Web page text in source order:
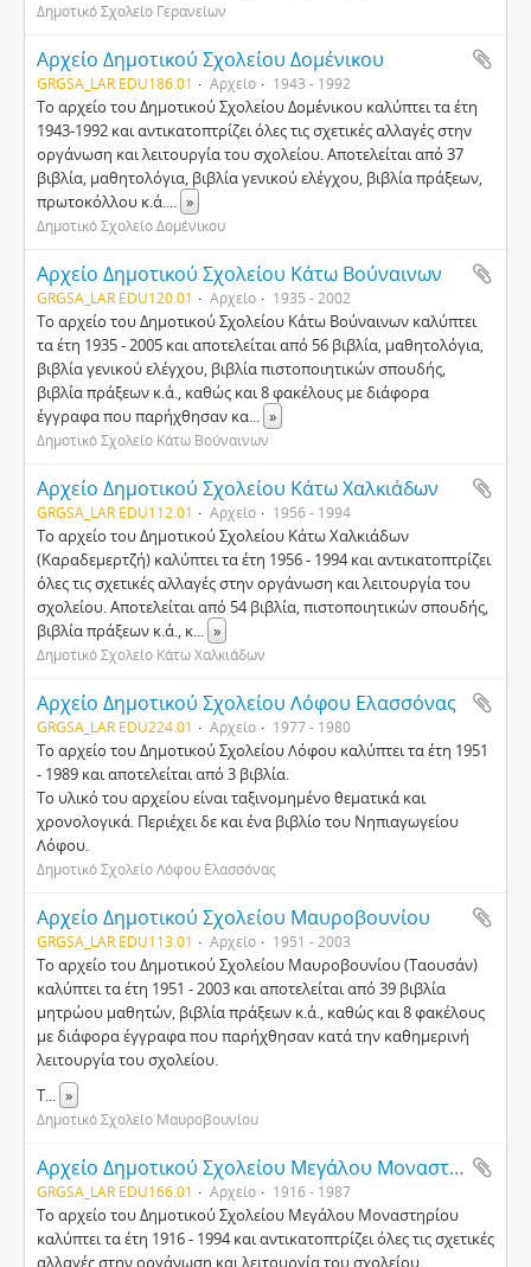
Δημοτικό Σχολείο Γερανείων
Αρχείο Δημοτικού Σχολείου Δομένικου
GRGSA_LAR EDU186.01 Αρχείο 1943 - 1992
Το αρχείο του Δημοτικού Σχολείου Δομένικου καλύπτει τα έτη
1943-1992 και αντικατοπτρίζει όλες τις σχετικές αλλαγές στην
οργάνωση και λειτουργία του σχολείου. Αποτελείται από 37
βιβλία, μαθητολόγια, βιβλία γενικού ελέγχου, βιβλία πράξεων,
πρωτοκόλλου κ.ά.... »
Δημοτικό Σχολείο Δομένικου
Αρχείο Δημοτικού Σχολείου Κάτω Βούναινων
GRGSA_LAR EDU120.01 Αρχείο 1935 - 2002
Το αρχείο του Δημοτικού Σχολείου Κάτω Βούναινων καλύπτει
τα έτη 1935 - 2005 και αποτελείται από 56 βιβλία, μαθητολόγια,
βιβλία γενικού ελέγχου, βιβλία πιστοποιητικών σπουδής,
βιβλία πράξεων κ.ά., καθώς και 8 φακέλους με διάφορα
έγγραφα που παρήχθησαν κα... »
Δημοτικό Σχολείο Κάτω Βούναινων
Αρχείο Δημοτικού Σχολείου Κάτω Χαλκιάδων
GRGSA_LAR EDU112.01 Αρχείο 1956 - 1994
Το αρχείο του Δημοτικού Σχολείου Κάτω Χαλκιάδων
(Καραδεμερτζή) καλύπτει τα έτη 1956 - 1994 και αντικατοπτρίζει
όλες τις σχετικές αλλαγές στην οργάνωση και λειτουργία του
σχολείου. Αποτελείται από 54 βιβλία, πιστοποιητικών σπουδής,
βιβλία πράξεων κ.ά., κ... »
Δημοτικό Σχολείο Κάτω Χαλκιάδων
Αρχείο Δημοτικού Σχολείου Λόφου Ελασσόνας
GRGSA_LAR EDU224.01 Αρχείο 1977 - 1980
Το αρχείο του Δημοτικού Σχολείου Λόφου καλύπτει τα έτη 1951
- 1989 και αποτελείται από 3 βιβλία.
Το υλικό του αρχείου είναι ταξινομημένο θεματικά και
χρονολογικά. Περιέχει δε και ένα βιβλίο του Νηπιαγωγείου
Λόφου.
Δημοτικό Σχολείο Λόφου Ελασσόνας
Αρχείο Δημοτικού Σχολείου Μαυροβουνίου
GRGSA_LAR EDU113.01 Αρχείο 1951 - 2003
Το αρχείο του Δημοτικού Σχολείου Μαυροβουνίου (Ταουσάν)
καλύπτει τα έτη 1951 - 2003 και αποτελείται από 39 βιβλία
μητρώου μαθητών, βιβλία πράξεων κ.ά., καθώς και 8 φακέλους
με διάφορα έγγραφα που παρήχθησαν κατά την καθημερινή
λειτουργία του σχολείου.
Τ... »
Δημοτικό Σχολείο Μαυροβουνίου
Αρχείο Δημοτικού Σχολείου Μεγάλου Μοναστηρίου
GRGSA_LAR EDU166.01 Αρχείο 1916 - 1987
Το αρχείο του Δημοτικού Σχολείου Μεγάλου Μοναστηρίου
καλύπτει τα έτη 1916 - 1994 και αντικατοπτρίζει όλες τις σχετικές
αλλαγές στην οργάνωση και λειτουργία του σχολείου.